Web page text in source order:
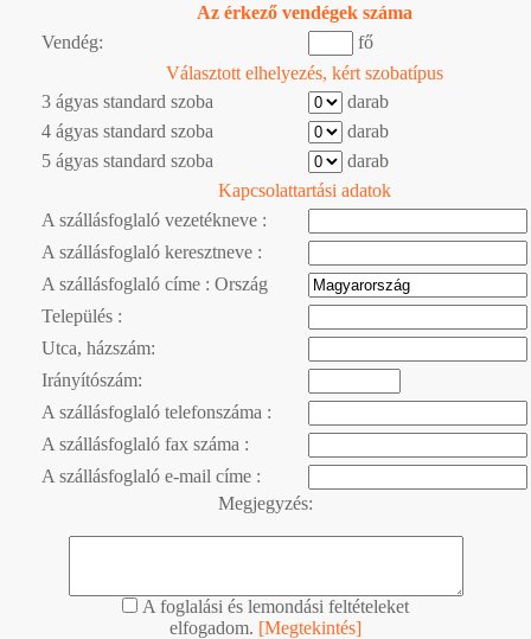
Az érkező vendégek száma
Vendég:
fő
Választott elhelyezés, kért szobatípus
3 ágyas standard szoba
darab
4 ágyas standard szoba
darab
5 ágyas standard szoba
darab
Kapcsolattartási adatok
A szállásfoglaló vezetékneve :
A szállásfoglaló keresztneve :
A szállásfoglaló címe : Ország
Település :
Utca, házszám:
Irányítószám:
A szállásfoglaló telefonszáma :
A szállásfoglaló fax száma :
A szállásfoglaló e-mail címe :
Megjegyzés:
A foglalási és lemondási feltételeket
elfogadom. [Megtekintés]